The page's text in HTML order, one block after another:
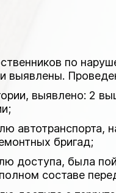
по
выявлены.
выявлено: 2
автотранспорта,
бригад;
доступа, была
составе